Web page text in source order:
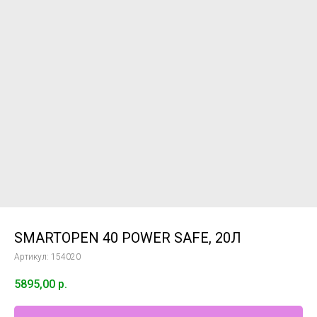
SMARTOPEN 40 POWER SAFE, 20Л
Артикул: 154020
5895,00 р.